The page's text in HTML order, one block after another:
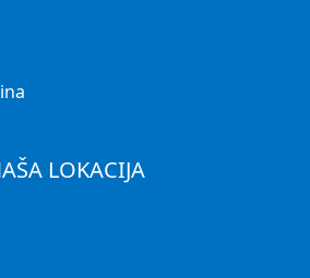
LOKACIJA